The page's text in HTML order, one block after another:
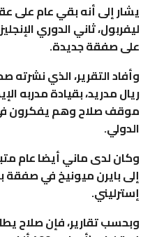
يشار إلى أنه بقي عام على
ليفربول، ثاني الدوري
على صفقة جديدة.
وأفاد التقرير، الذي نشرته
ريال مدريد، بقيادة مدربه
موقف صلاح وهم يفكرون
الدولي.
وكان لدى ماني أيضا عام
إسترليني.